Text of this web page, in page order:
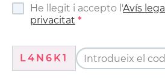
He llegit i accepto l'Avís legal
privacitat
L4N6K1